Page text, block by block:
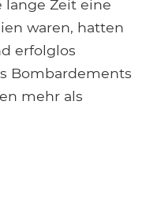
lange Zeit eine
waren, hatten
erfolglos
Bombardements
mehr als